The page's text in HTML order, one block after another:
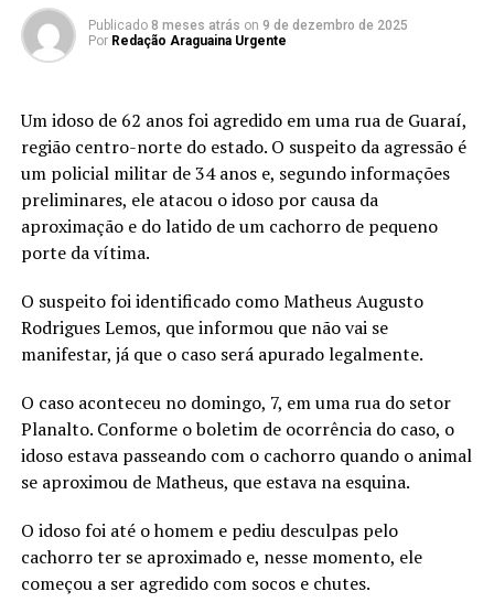
Publicado 8 meses atrás on 9 de dezembro de 2025
Por Redação Araguaina Urgente
Um idoso de 62 anos foi agredido em uma rua de Guaraí,
região centro-norte do estado. O suspeito da agressão é
um policial militar de 34 anos e, segundo informações
preliminares, ele atacou o idoso por causa da
aproximação e do latido de um cachorro de pequeno
porte da vítima.
O suspeito foi identificado como Matheus Augusto
Rodrigues Lemos, que informou que não vai se
manifestar, já que o caso será apurado legalmente.
O caso aconteceu no domingo, 7, em uma rua do setor
Planalto. Conforme o boletim de ocorrência do caso, o
idoso estava passeando com o cachorro quando o animal
se aproximou de Matheus, que estava na esquina.
O idoso foi até o homem e pediu desculpas pelo
cachorro ter se aproximado e, nesse momento, ele
começou a ser agredido com socos e chutes.